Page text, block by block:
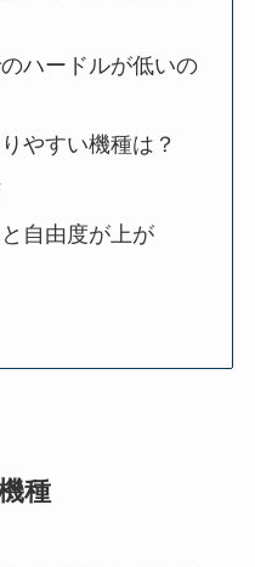
ハードルが低いの
やすい機種は？
自由度が上が
種